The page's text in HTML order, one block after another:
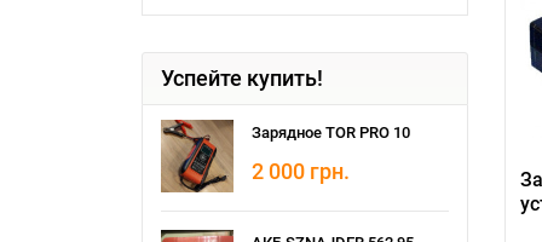
Успейте купить!
Зарядное TOR PRO 10
2 000 грн.